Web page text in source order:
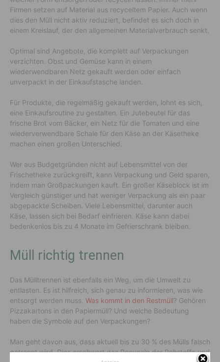
Firmen setzen auf Material aus recyceltem Papier. Auch wenn
dies den Müll nicht aktiv reduziert, befindet es sich doch in
einem Kreislauf, der den allgemeinen Materialverbrauch senkt.
Optimal sind Angebote, die komplett auf Verpackungen
verzichten. Obst und Gemüse kann in einem
wiederwendbaren Netz gekauft werden oder einfach
unverpackt in der Einkaufstasche landen.
Für Produkte, die regelmäßig gekauft werden, lohnt es sich,
eine Einkaufsroutine zu gestalten. Ein Jutebeutel für das
frische Brot vom Bäcker, ein Netz für die Tomaten und eine
wiederverwendbare Schale für den Käse an der Käsetheke
machen einen großen Unterschied.
Wer aus Budgetgründen nicht auf Lebensmittel von der
Frischetheke zurückgreift, kann Verpackung und Geld sparen,
indem man Großpackungen kauft. Ein großer Käseblock ist im
Vergleich günstiger und hat weniger Verpackung als ein paar
abgepackte Scheiben. Viele Lebensmittel, darunter auch
Käse, lassen sich bei Bedarf einfrieren. Käse kann dabei
bedenkenlos bis zu 4 Monate im Gefrierschrank bleiben.
Müll richtig trennen
Das Mülltrennen ist ebenfalls ein Weg, um die Umwelt zu
entlasten. Es ist hilfreich, sich genau zu informieren, was wie
entsorgt werden muss. Was kommt in den Restmüll? Gehören
Pizzakartons in den Papiermüll? Und welche Bedeutung
haben die Symbole auf den Verpackungen?
Man geht davon aus, dass aktuell bis zu 30 % des Mülls falsch
getrennt wird. Dies erschwert das Recyceln der Rohstoffe und